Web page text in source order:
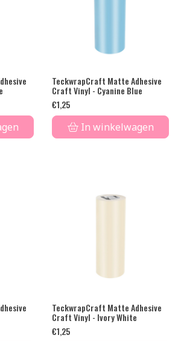
TeckwrapCraft Matte Adhesive
Craft Vinyl - Cyanine Blue
€1,25
In winkelwagen
TeckwrapCraft Matte Adhesive
Craft Vinyl - Ivory White
€1,25